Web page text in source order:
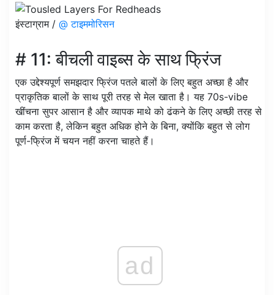
इंस्टाग्राम / @ टाइममोरिसन
# 11: बीचली वाइब्स के साथ फ्रिंज
एक उद्देश्यपूर्ण समझदार फ्रिंज पतले बालों के लिए बहुत अच्छा है और
प्राकृतिक बालों के साथ पूरी तरह से मेल खाता है। यह 70s-vibe
खींचना सुपर आसान है और व्यापक माथे को ढंकने के लिए अच्छी तरह से
काम करता है, लेकिन बहुत अधिक होने के बिना, क्योंकि बहुत से लोग
पूर्ण-फ्रिंज में चयन नहीं करना चाहते हैं।
ad